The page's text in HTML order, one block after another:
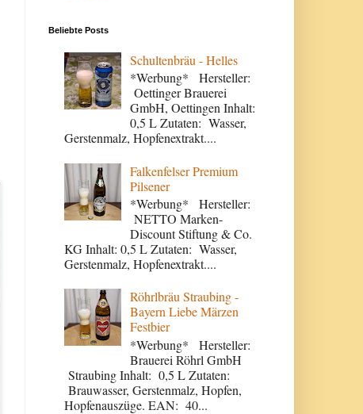
Beliebte Posts
Schultenbräu - Helles
*Werbung* Hersteller:
Oettinger Brauerei
GmbH, Oettingen Inhalt:
0,5 L Zutaten: Wasser,
Gerstenmalz, Hopfenextrakt....
Falkenfelser Premium
Pilsener
*Werbung* Hersteller:
NETTO Marken-
Discount Stiftung & Co.
KG Inhalt: 0,5 L Zutaten: Wasser,
Gerstenmalz, Hopfenextrakt....
Röhrlbräu Straubing -
Bayern Liebe Märzen
Festbier
*Werbung* Hersteller:
Brauerei Röhrl GmbH
Straubing Inhalt: 0,5 L Zutaten:
Brauwasser, Gerstenmalz, Hopfen,
Hopfenauszüge. EAN: 40...